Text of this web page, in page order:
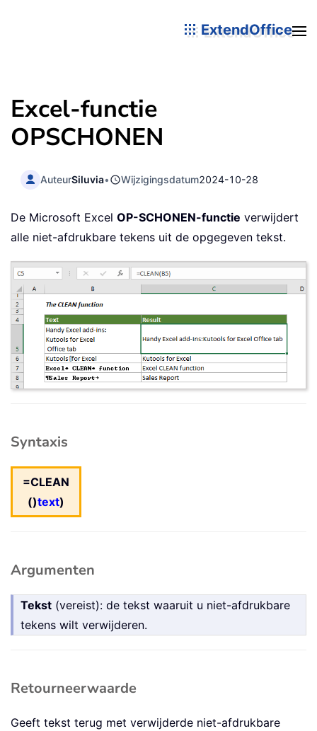
ExtendOffice
Excel-functie
OPSCHONEN
AuteurSiluvia• Wijzigingsdatum2024-10-28
De Microsoft Excel OP-SCHONEN-functie verwijdert
alle niet-afdrukbare tekens uit de opgegeven tekst.
Syntaxis
=CLEAN
()text)
Argumenten
Tekst (vereist): de tekst waaruit u niet-afdrukbare
tekens wilt verwijderen.
Retourneerwaarde
Geeft tekst terug met verwijderde niet-afdrukbare